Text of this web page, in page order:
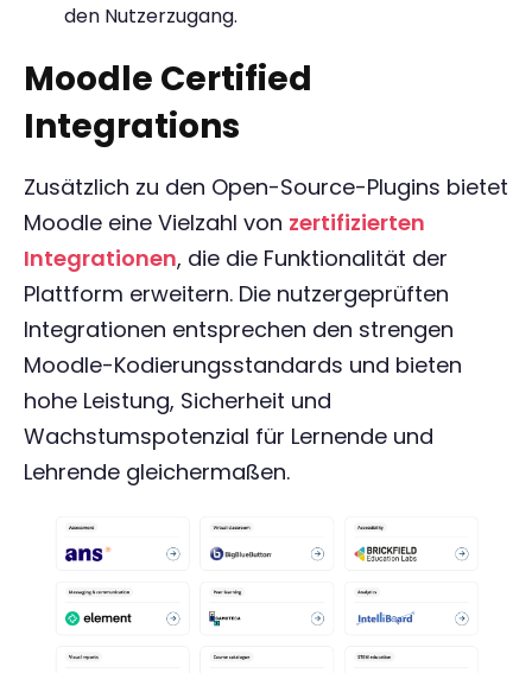
den Nutzerzugang.
Moodle Certified
Integrations
Zusätzlich zu den Open-Source-Plugins bietet
Moodle eine Vielzahl von zertifizierten
Integrationen, die die Funktionalität der
Plattform erweitern. Die nutzergeprüften
Integrationen entsprechen den strengen
Moodle-Kodierungsstandards und bieten
hohe Leistung, Sicherheit und
Wachstumspotenzial für Lernende und
Lehrende gleichermaßen.